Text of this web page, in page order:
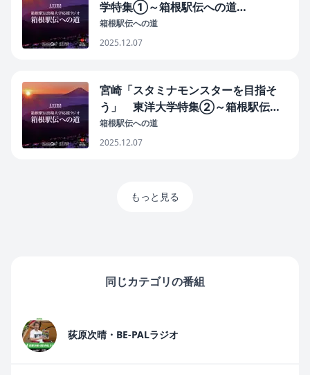
学特集➀～箱根駅伝への道
2025/12/4
箱根駅伝への道
2025.12.07
宮崎「スタミナモンスターを目指そ
う」 東洋大学特集②～箱根駅伝へ
の道 2025/12/3
箱根駅伝への道
2025.12.07
もっと見る
同じカテゴリの番組
荻原次晴・BE-PALラジオ